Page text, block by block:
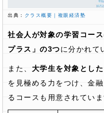
出典： クラス概要｜複眼経済塾
社会人が対象の学習コー
プラス」の3つに分かれて
また、 大学生を対象とした
を見極める力をつけ、金
るコースも用意されていま